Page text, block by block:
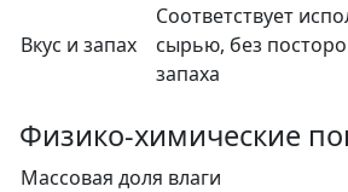
Вкус и запах
Соответствует
сырью, без
запаха
Физико-химические
Массовая доля влаги